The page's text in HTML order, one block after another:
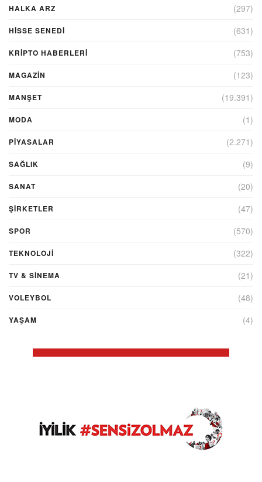
HALKA ARZ (297)
HİSSE SENEDİ (631)
KRIPTO HABERLERI (753)
MAGAZİN (123)
MANŞET (19.391)
MODA (1)
PİYASALAR (2.271)
SAĞLIK (9)
SANAT (20)
ŞIRKETLER (47)
SPOR (570)
TEKNOLOJİ (322)
TV & SINEMA (21)
VOLEYBOL (48)
YAŞAM (4)